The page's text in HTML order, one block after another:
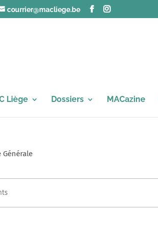
courrier@macliege.be
Liège Dossiers MACazine
Générale